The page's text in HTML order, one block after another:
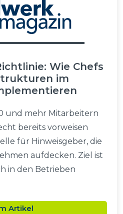
Wie Chefs
im
und mehr Mitarbeitern
bereits vorweisen
für Hinweisgeber, die
aufdecken. Ziel ist
in den Betrieben
Artikel